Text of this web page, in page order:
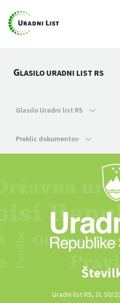
GLASILO URADNI LIST RS
Glasilo Uradni list RS
Preklic dokumentov
Uradni list RS, št. 50/